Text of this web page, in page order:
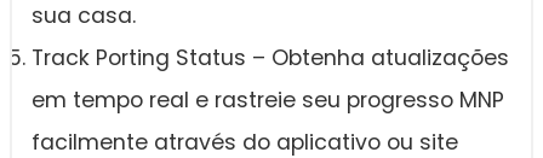
sua casa.
Track Porting Status – Obtenha atualizações
em tempo real e rastreie seu progresso MNP
facilmente através do aplicativo ou site